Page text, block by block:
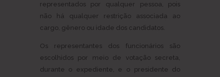
representados por qualquer pessoa, pois
não há qualquer restrição associada ao
cargo, gênero ou idade dos candidatos.
Os representantes dos funcionários são
escolhidos por meio de votação secreta,
durante o expediente, e o presidente do